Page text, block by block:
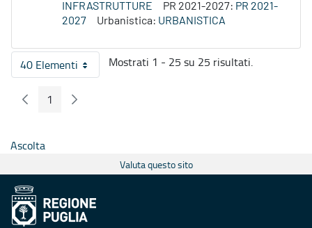
INFRASTRUTTURE
PR 2021-2027: PR 2021-
2027
Urbanistica: URBANISTICA
40 ElementiPer pagina
Mostrati 1 - 25 su 25 risultati.
Pagina Precedente
Pagina
1 Pagina Seguente
Ascolta
Valuta questo sito